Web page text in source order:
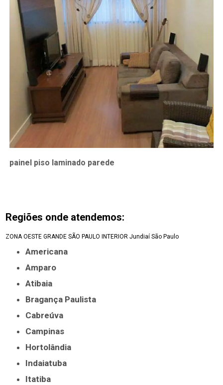
painel piso laminado parede
Regiões onde atendemos:
ZONA OESTE GRANDE SÃO PAULO INTERIOR Jundiaí São Paulo
Americana
Amparo
Atibaia
Bragança Paulista
Cabreúva
Campinas
Hortolândia
Indaiatuba
Itatiba